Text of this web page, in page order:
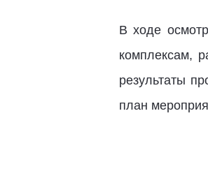
В ходе
комплексам,
результаты
план